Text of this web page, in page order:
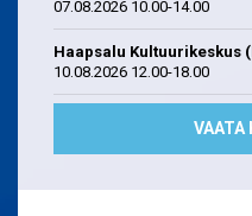
07.08.2026 10.00-14.00
Haapsalu Kultuurikeskus
10.08.2026 12.00-18.00
VAATA